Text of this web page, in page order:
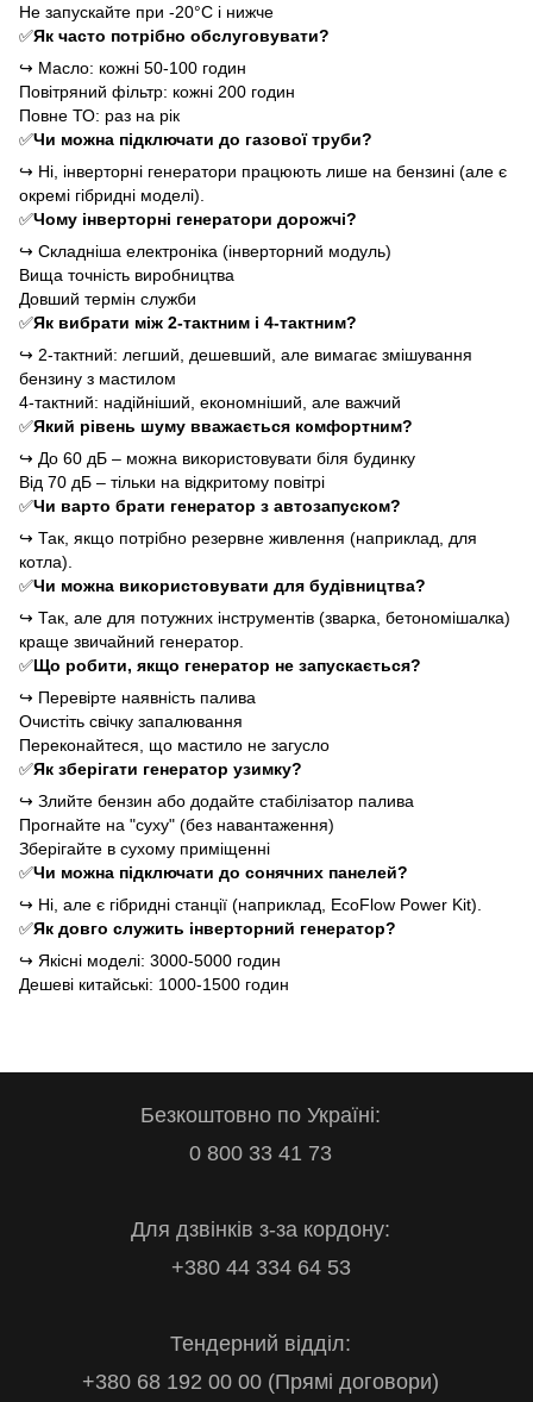
Не запускайте при -20°C і нижче
✅Як часто потрібно обслуговувати?
↪ Масло: кожні 50-100 годин
Повітряний фільтр: кожні 200 годин
Повне ТО: раз на рік
✅Чи можна підключати до газової труби?
↪ Ні, інверторні генератори працюють лише на бензині (але є
окремі гібридні моделі).
✅Чому інверторні генератори дорожчі?
↪ Складніша електроніка (інверторний модуль)
Вища точність виробництва
Довший термін служби
✅Як вибрати між 2-тактним і 4-тактним?
↪ 2-тактний: легший, дешевший, але вимагає змішування
бензину з мастилом
4-тактний: надійніший, економніший, але важчий
✅Який рівень шуму вважається комфортним?
↪ До 60 дБ – можна використовувати біля будинку
Від 70 дБ – тільки на відкритому повітрі
✅Чи варто брати генератор з автозапуском?
↪ Так, якщо потрібно резервне живлення (наприклад, для
котла).
✅Чи можна використовувати для будівництва?
↪ Так, але для потужних інструментів (зварка, бетономішалка)
краще звичайний генератор.
✅Що робити, якщо генератор не запускається?
↪ Перевірте наявність палива
Очистіть свічку запалювання
Переконайтеся, що мастило не загусло
✅Як зберігати генератор узимку?
↪ Злийте бензин або додайте стабілізатор палива
Прогнайте на "суху" (без навантаження)
Зберігайте в сухому приміщенні
✅Чи можна підключати до сонячних панелей?
↪ Ні, але є гібридні станції (наприклад, EcoFlow Power Kit).
✅Як довго служить інверторний генератор?
↪ Якісні моделі: 3000-5000 годин
Дешеві китайські: 1000-1500 годин
Безкоштовно по Україні:
0 800 33 41 73
Для дзвінків з-за кордону:
+380 44 334 64 53
Тендерний відділ:
+380 68 192 00 00 (Прямі договори)